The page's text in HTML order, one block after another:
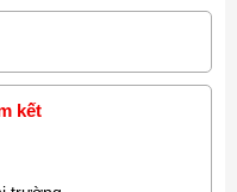
ITX
kết